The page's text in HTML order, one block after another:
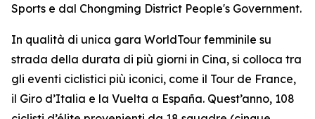
Sports e dal Chongming District People's Government.
In qualità di unica gara WorldTour femminile su
strada della durata di più giorni in Cina, si colloca tra
gli eventi ciclistici più iconici, come il Tour de France,
il Giro d’Italia e la Vuelta a España. Quest’anno, 108